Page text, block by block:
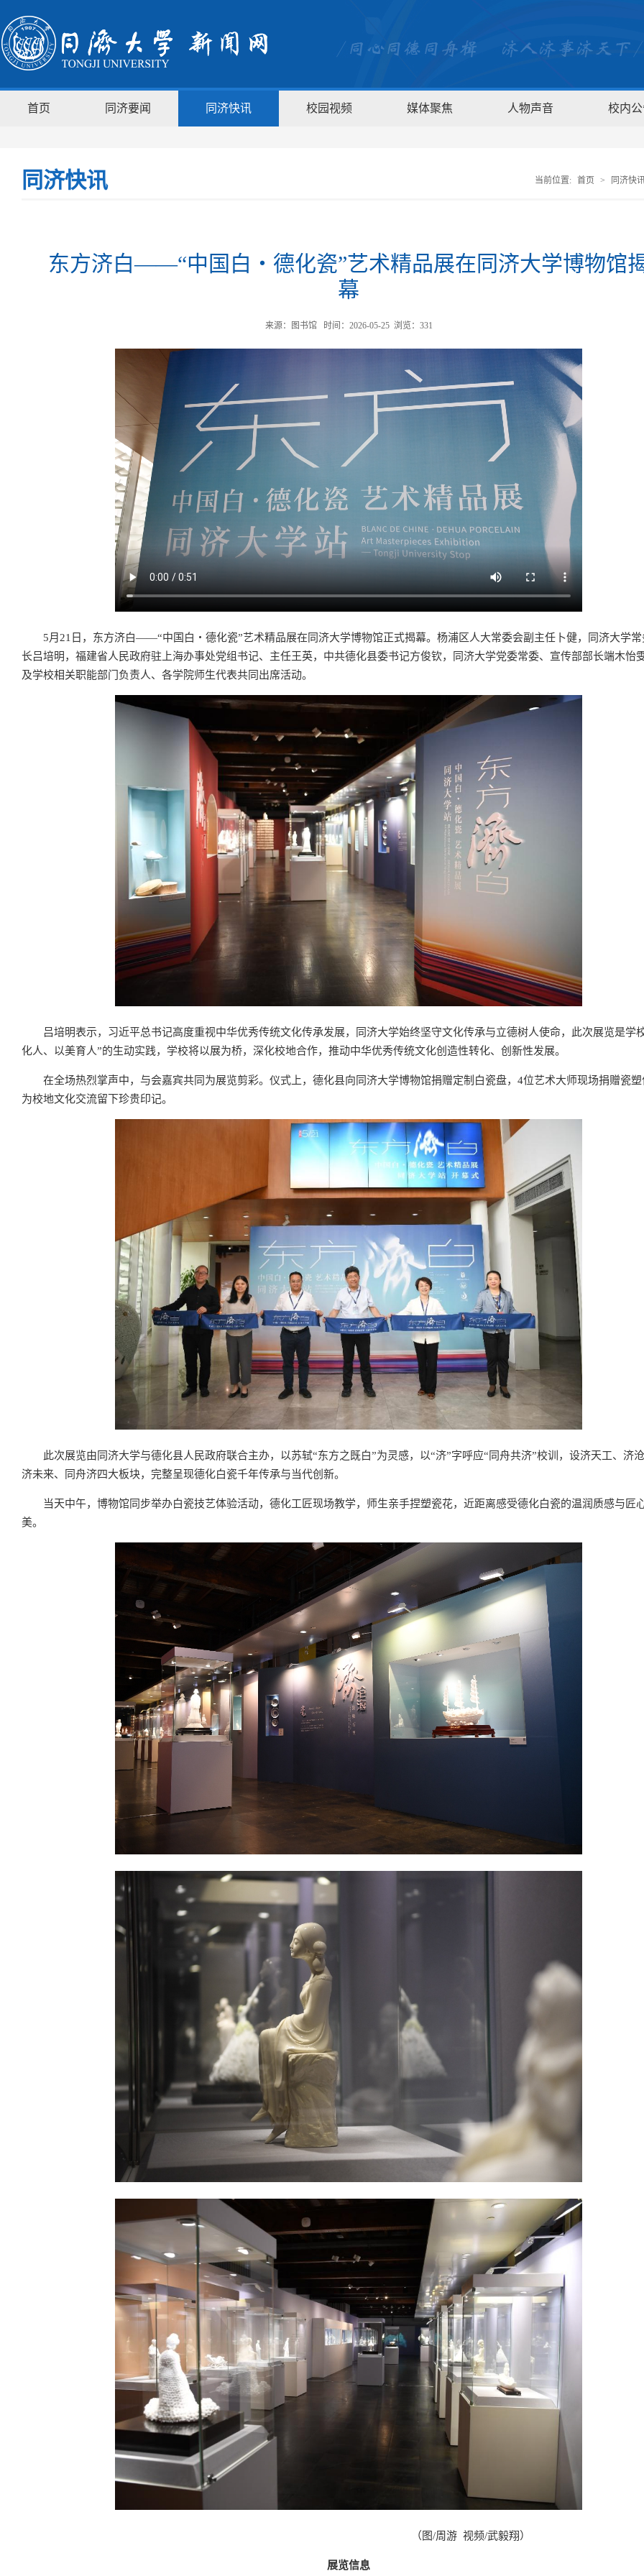
首页 同济要闻 同济快讯 校园视频 媒体聚焦 人物声音 校内
同济快讯 当前位置: 首页 > 同济快
东方济白——“中国白・德化瓷”艺术精品展在同济大学博物馆
幕
来源：图书馆 时间：2026-05-25 浏览： 331
5月21日，东方济白——“中国白・德化瓷”艺术精品展在同济大学博物馆正式揭幕。杨浦区人大常委会副主任卜健，同济大学常
长吕培明，福建省人民政府驻上海办事处党组书记、主任王英，中共德化县委书记方俊钦，同济大学党委常委、宣传部部长端木怡
及学校相关职能部门负责人、各学院师生代表共同出席活动。
吕培明表示，习近平总书记高度重视中华优秀传统文化传承发展，同济大学始终坚守文化传承与立德树人使命，此次展览是学
化人、以美育人”的生动实践，学校将以展为桥，深化校地合作，推动中华优秀传统文化创造性转化、创新性发展。
在全场热烈掌声中，与会嘉宾共同为展览剪彩。仪式上，德化县向同济大学博物馆捐赠定制白瓷盘，4位艺术大师现场捐赠瓷塑
为校地文化交流留下珍贵印记。
此次展览由同济大学与德化县人民政府联合主办，以苏轼“东方之既白”为灵感，以“济”字呼应“同舟共济”校训，设济天工、济沧
济未来、同舟济四大板块，完整呈现德化白瓷千年传承与当代创新。
当天中午，博物馆同步举办白瓷技艺体验活动，德化工匠现场教学，师生亲手捏塑瓷花，近距离感受德化白瓷的温润质感与匠
美。
（图/周游 视频/武毅翔）
展览信息